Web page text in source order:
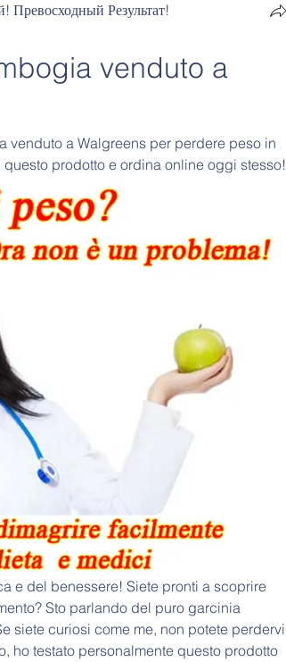
Превосходный Результат!
venduto a
a Walgreens per perdere peso in
prodotto e ordina online oggi stesso!
e del benessere! Siete pronti a scoprire
Sto parlando del puro garcinia
siete curiosi come me, non potete perdervi
ho testato personalmente questo prodotto